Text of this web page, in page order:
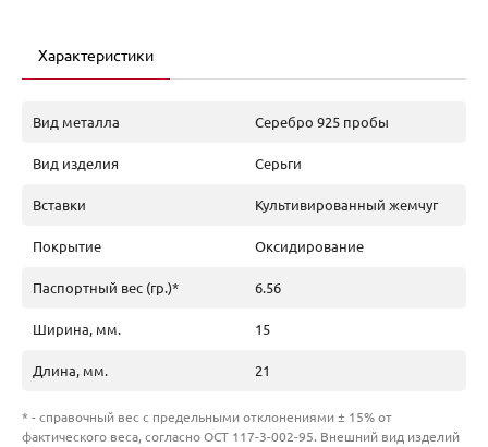
Характеристики
Вид металла Серебро 925 пробы
Вид изделия Серьги
Вставки Культивированный жемчуг
Покрытие Оксидирование
Паспортный вес (гр.)* 6.56
Ширина, мм. 15
Длина, мм. 21
* - справочный вес с предельными отклонениями ± 15% от
фактического веса, согласно ОСТ 117-3-002-95. Внешний вид изделий